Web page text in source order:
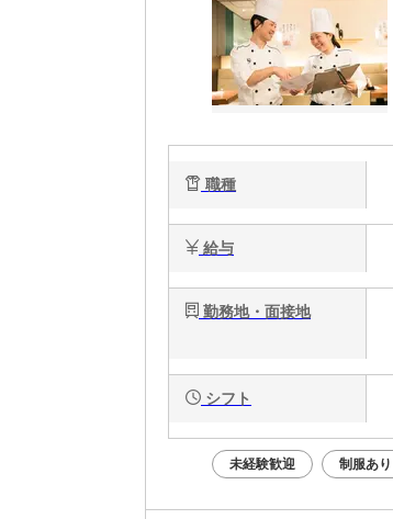
職種
給与
勤務地・面接地
シフト
未経験歓迎 制服あり